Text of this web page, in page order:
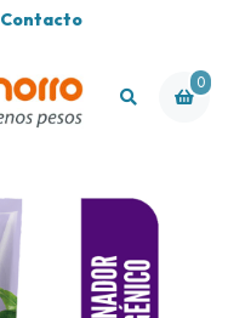
Contacto
0